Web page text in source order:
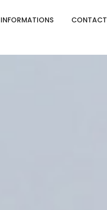
INFORMATIONS CONTACT